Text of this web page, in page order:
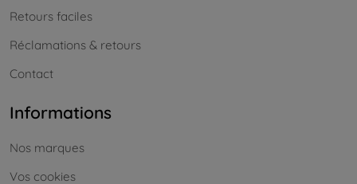
Retours faciles
Réclamations & retours
Contact
Informations
Nos marques
Vos cookies